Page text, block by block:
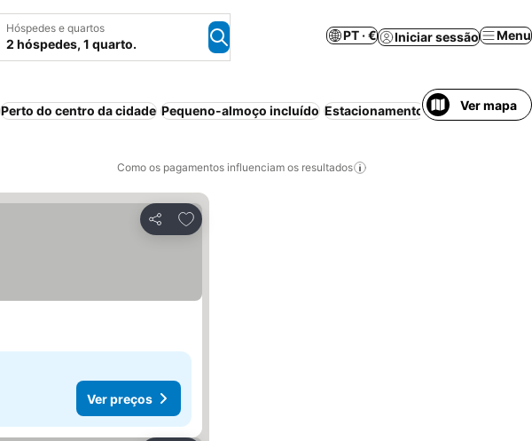
Hóspedes e quartos
2 hóspedes, 1 quarto.
PT · € Iniciar sessão Menu
Perto do centro da cidade Pequeno-almoço incluído Estacionamento Ver mapa
Como os pagamentos influenciam os resultados
Partilhar
Adicionar aos favoritos
Ver preços